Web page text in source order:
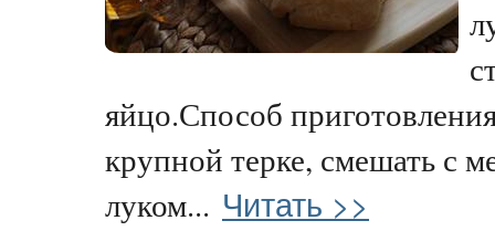
яйцо.Способ
крупной терке, смешать с
луком... Читать >>